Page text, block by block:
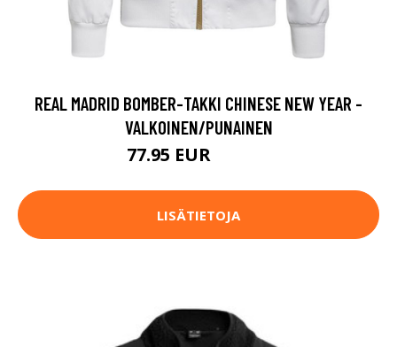
REAL MADRID BOMBER-TAKKI CHINESE NEW YEAR -
VALKOINEN/PUNAINEN
77.95 EUR
LISÄTIETOJA